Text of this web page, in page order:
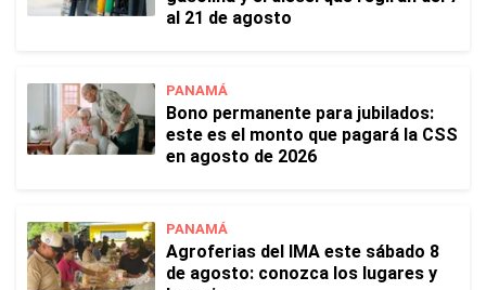
al 21 de agosto
PANAMÁ
Bono permanente para jubilados:
este es el monto que pagará la CSS
en agosto de 2026
PANAMÁ
Agroferias del IMA este sábado 8
de agosto: conozca los lugares y